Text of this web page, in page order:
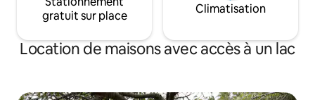
gratuit sur place
Climatisation
Location de maisons avec accès à un lac